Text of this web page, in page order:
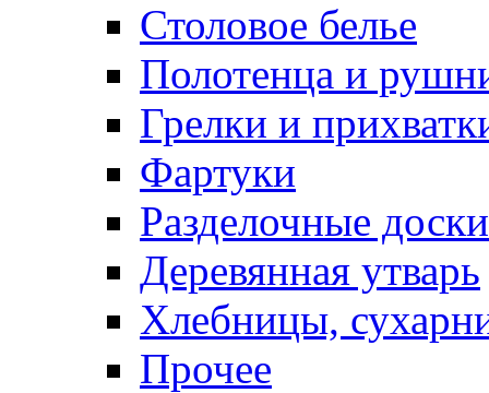
Столовое белье
Полотенца и
Грелки и
Фартуки
Разделочные доски
Деревянная утварь
Хлебницы,
Прочее